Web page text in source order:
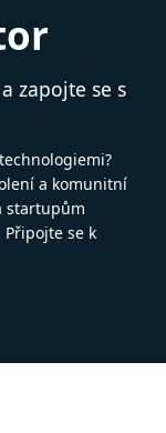
zapojte se s
a komunitní
startupům
se k